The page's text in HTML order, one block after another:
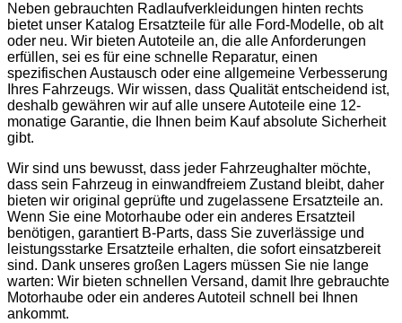
Neben gebrauchten Radlaufverkleidungen hinten rechts
bietet unser Katalog Ersatzteile für alle Ford-Modelle, ob alt
oder neu. Wir bieten Autoteile an, die alle Anforderungen
erfüllen, sei es für eine schnelle Reparatur, einen
spezifischen Austausch oder eine allgemeine Verbesserung
Ihres Fahrzeugs. Wir wissen, dass Qualität entscheidend ist,
deshalb gewähren wir auf alle unsere Autoteile eine 12-
monatige Garantie, die Ihnen beim Kauf absolute Sicherheit
gibt.
Wir sind uns bewusst, dass jeder Fahrzeughalter möchte,
dass sein Fahrzeug in einwandfreiem Zustand bleibt, daher
bieten wir original geprüfte und zugelassene Ersatzteile an.
Wenn Sie eine Motorhaube oder ein anderes Ersatzteil
benötigen, garantiert B-Parts, dass Sie zuverlässige und
leistungsstarke Ersatzteile erhalten, die sofort einsatzbereit
sind. Dank unseres großen Lagers müssen Sie nie lange
warten: Wir bieten schnellen Versand, damit Ihre gebrauchte
Motorhaube oder ein anderes Autoteil schnell bei Ihnen
ankommt.